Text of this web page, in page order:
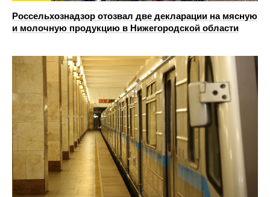
Россельхознадзор отозвал две декларации на мясную
и молочную продукцию в Нижегородской области